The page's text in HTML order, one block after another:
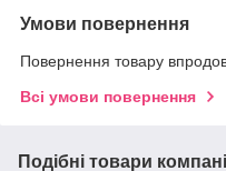
Умови повернення
Повернення товару
Всі умови повернення
Подібні товари